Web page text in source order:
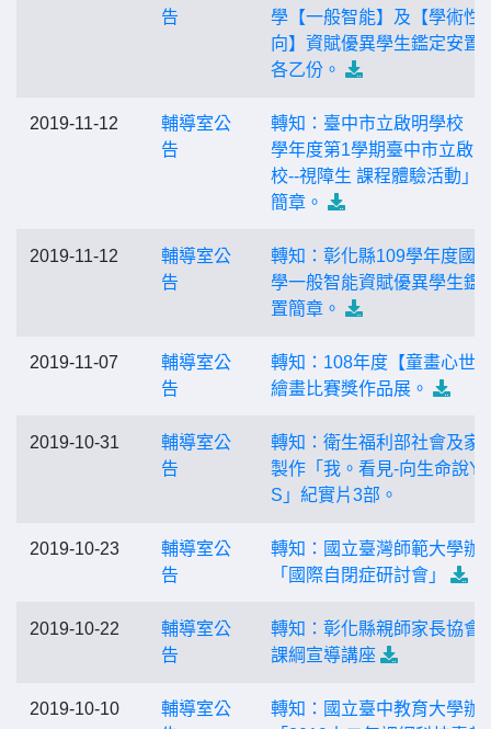
告
學【一般智能】及【學術性
向】資賦優異學生鑑定安置
各乙份。
2019-11-12
輔導室公
告
轉知：臺中市立啟明學校「
學年度第1學期臺中市立啟
校--視障生 課程體驗活動」
簡章。
2019-11-12
輔導室公
告
轉知：彰化縣109學年度國
學一般智能資賦優異學生鑑
置簡章。
2019-11-07
輔導室公
告
轉知：108年度【童畫心世
繪畫比賽獎作品展。
2019-10-31
輔導室公
告
轉知：衛生福利部社會及家
製作「我。看見-向生命說
S」紀實片3部。
2019-10-23
輔導室公
告
轉知：國立臺灣師範大學辦
「國際自閉症研討會」
2019-10-22
輔導室公
告
轉知：彰化縣親師家長協會
課綱宣導講座
2019-10-10
輔導室公
轉知：國立臺中教育大學辦